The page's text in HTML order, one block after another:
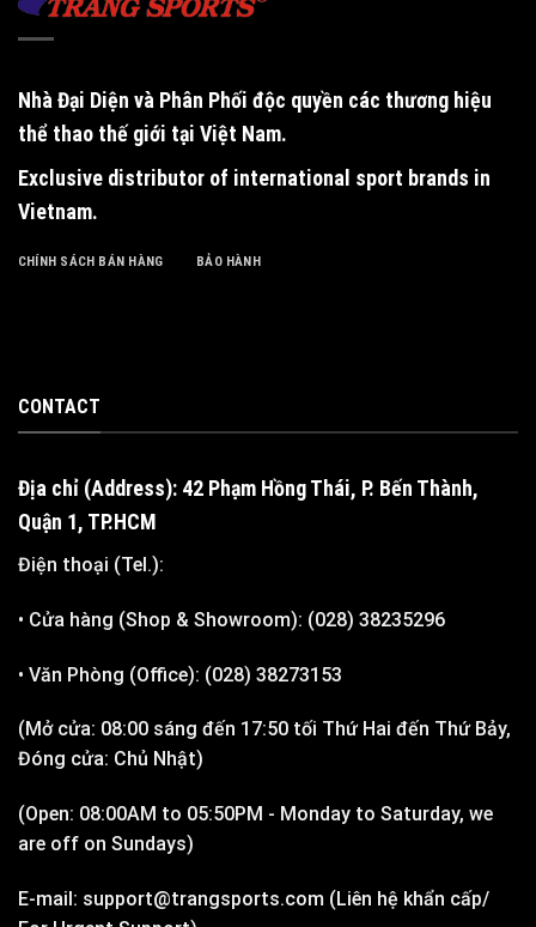
Nhà Đại Diện và Phân Phối độc quyền các thương hiệu
thể thao thế giới tại Việt Nam.
Exclusive distributor of international sport brands in
Vietnam.
CHÍNH SÁCH BÁN HÀNG BẢO HÀNH
CONTACT
Địa chỉ (Address): 42 Phạm Hồng Thái, P. Bến Thành,
Quận 1, TP.HCM
Điện thoại (Tel.):
• Cửa hàng (Shop & Showroom): (028) 38235296
• Văn Phòng (Office): (028) 38273153
(Mở cửa: 08:00 sáng đến 17:50 tối Thứ Hai đến Thứ Bảy,
Đóng cửa: Chủ Nhật)
(Open: 08:00AM to 05:50PM - Monday to Saturday, we
are off on Sundays)
E-mail: support@trangsports.com (Liên hệ khẩn cấp/